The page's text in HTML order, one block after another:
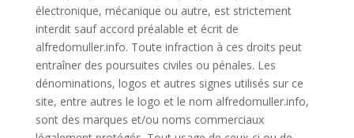
électronique, mécanique ou autre, est strictement
interdit sauf accord préalable et écrit de
alfredomuller.info. Toute infraction à ces droits peut
entraîner des poursuites civiles ou pénales. Les
dénominations, logos et autres signes utilisés sur ce
site, entre autres le logo et le nom alfredomuller.info,
sont des marques et/ou noms commerciaux